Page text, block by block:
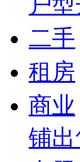
二手
租房
商业
铺出